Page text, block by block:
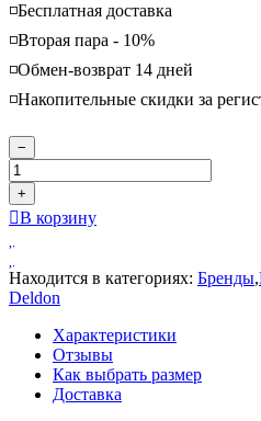
◽️Бесплатная доставка
◽️Вторая пара - 10%
◽️Обмен-возврат 14 дней
◽️Накопительные скидки за
−
+
В корзину
Находится в категориях: Бренды,
Deldon
Характеристики
Отзывы
Как выбрать размер
Доставка